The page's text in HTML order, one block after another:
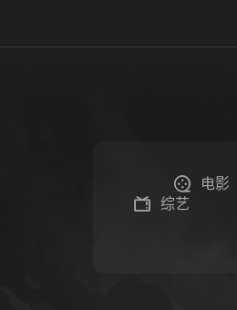
电影
综艺